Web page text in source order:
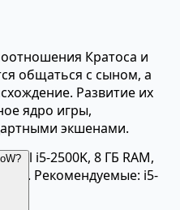
Кратоса и
общаться с сыном, а
Развитие их
ядро игры,
экшенами.
i5-2500K, 8 ГБ RAM,
SSD. Рекомендуемые: i5-